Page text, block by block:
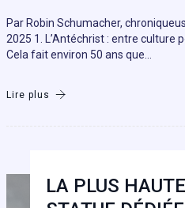
Par Robin Schumacher,
2025 1. L’Antéchrist : entre culture
Cela fait environ 50 ans que…
Lire plus
LA PLUS HAUTE